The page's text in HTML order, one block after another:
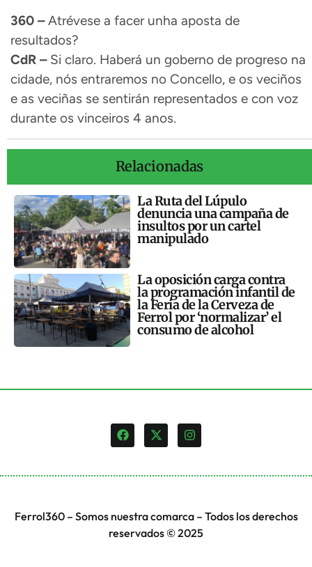
360 –Atrévese a facer unha aposta de
resultados?
CdR –Si claro. Haberá un goberno de progreso na
cidade, nós entraremos no Concello, e os veciños
e as veciñas se sentirán representados e con voz
durante os vinceiros 4 anos.
Relacionadas
La Ruta del Lúpulo
denuncia una campaña de
insultos por un cartel
manipulado
La oposición carga contra
la programación infantil de
la Feria de la Cerveza de
Ferrol por ‘normalizar’ el
consumo de alcohol
Ferrol360 – Somos nuestra comarca – Todos los derechos
reservados © 2025